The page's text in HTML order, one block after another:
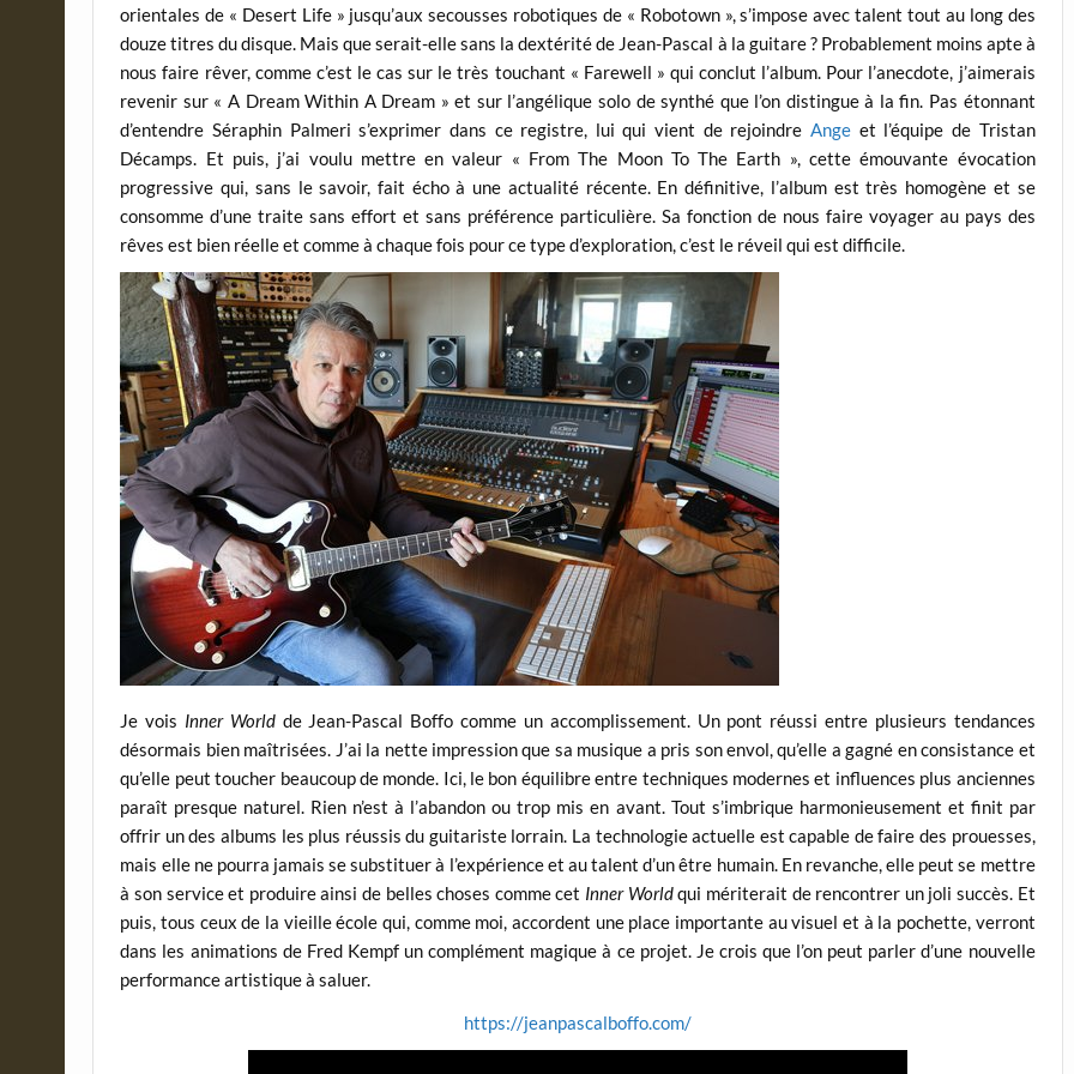
orientales de « Desert Life » jusqu’aux secousses robotiques de « Robotown », s’impose avec talent tout au long des
douze titres du disque. Mais que serait-elle sans la dextérité de Jean-Pascal à la guitare ? Probablement moins apte à
nous faire rêver, comme c’est le cas sur le très touchant « Farewell » qui conclut l’album. Pour l’anecdote, j’aimerais
revenir sur « A Dream Within A Dream » et sur l’angélique solo de synthé que l’on distingue à la fin. Pas étonnant
d’entendre Séraphin Palmeri s’exprimer dans ce registre, lui qui vient de rejoindre Ange et l’équipe de Tristan
Décamps. Et puis, j’ai voulu mettre en valeur « From The Moon To The Earth », cette émouvante évocation
progressive qui, sans le savoir, fait écho à une actualité récente. En définitive, l’album est très homogène et se
consomme d’une traite sans effort et sans préférence particulière. Sa fonction de nous faire voyager au pays des
rêves est bien réelle et comme à chaque fois pour ce type d’exploration, c’est le réveil qui est difficile.
Je vois Inner Worldde Jean-Pascal Boffo comme un accomplissement. Un pont réussi entre plusieurs tendances
désormais bien maîtrisées. J’ai la nette impression que sa musique a pris son envol, qu’elle a gagné en consistance et
qu’elle peut toucher beaucoup de monde. Ici, le bon équilibre entre techniques modernes et influences plus anciennes
paraît presque naturel. Rien n’est à l’abandon ou trop mis en avant. Tout s’imbrique harmonieusement et finit par
offrir un des albums les plus réussis du guitariste lorrain. La technologie actuelle est capable de faire des prouesses,
mais elle ne pourra jamais se substituer à l’expérience et au talent d’un être humain. En revanche, elle peut se mettre
à son service et produire ainsi de belles choses comme cet Inner Worldqui mériterait de rencontrer un joli succès. Et
puis, tous ceux de la vieille école qui, comme moi, accordent une place importante au visuel et à la pochette, verront
dans les animations de Fred Kempf un complément magique à ce projet. Je crois que l’on peut parler d’une nouvelle
performance artistique à saluer.
https://jeanpascalboffo.com/